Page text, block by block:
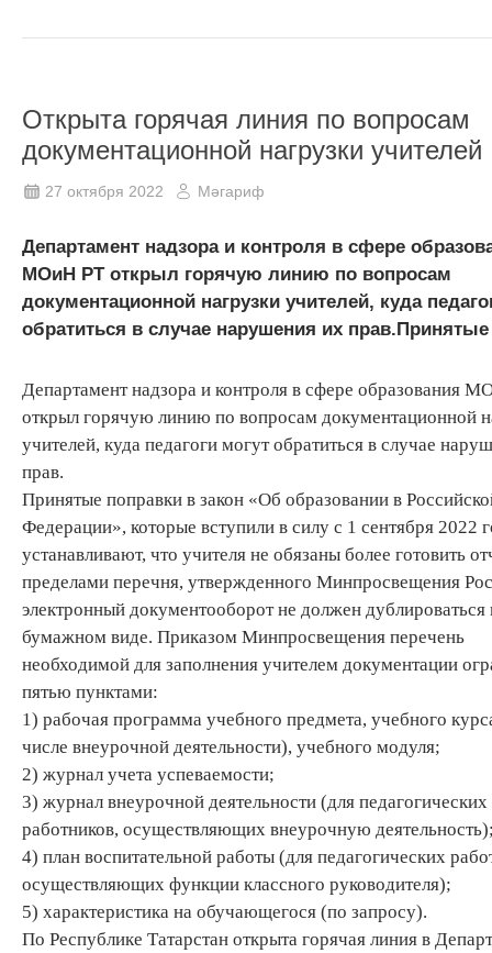
Открыта горячая линия по вопросам
документационной нагрузки учителей
27 октября 2022 Мәгариф
Департамент надзора и контроля в сфере
МОиН РТ открыл горячую линию по вопросам
документационной нагрузки учителей, куда
обратиться в случае нарушения их
Департамент надзора и контроля в сфере образования
открыл горячую линию по вопросам документационной
учителей, куда педагоги могут обратиться в случае
прав.
Принятые поправки в закон «Об образовании в
Федерации», которые вступили в силу с 1 сентября 2022
устанавливают, что учителя не обязаны более готовить
пределами перечня, утвержденного Минпросвещения
электронный документооборот не должен дублироваться
бумажном виде. Приказом Минпросвещения перечень
необходимой для заполнения учителем документации
пятью пунктами:
1) рабочая программа учебного предмета, учебного
числе внеурочной деятельности), учебного модуля;
2) журнал учета успеваемости;
3) журнал внеурочной деятельности (для педагогических
работников, осуществляющих внеурочную
4) план воспитательной работы (для педагогических
осуществляющих функции классного руководителя);
5) характеристика на обучающегося (по запросу).
По Республике Татарстан открыта горячая линия в